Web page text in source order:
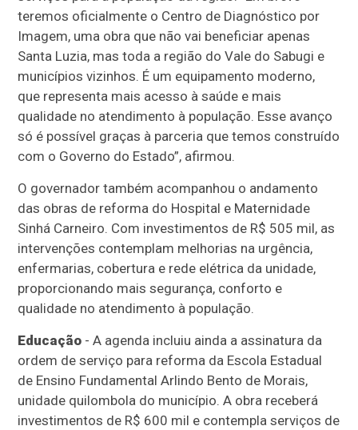
teremos oficialmente o Centro de Diagnóstico por
Imagem, uma obra que não vai beneficiar apenas
Santa Luzia, mas toda a região do Vale do Sabugi e
municípios vizinhos. É um equipamento moderno,
que representa mais acesso à saúde e mais
qualidade no atendimento à população. Esse avanço
só é possível graças à parceria que temos construído
com o Governo do Estado”, afirmou.
O governador também acompanhou o andamento
das obras de reforma do Hospital e Maternidade
Sinhá Carneiro. Com investimentos de R$ 505 mil, as
intervenções contemplam melhorias na urgência,
enfermarias, cobertura e rede elétrica da unidade,
proporcionando mais segurança, conforto e
qualidade no atendimento à população.
Educação - A agenda incluiu ainda a assinatura da
ordem de serviço para reforma da Escola Estadual
de Ensino Fundamental Arlindo Bento de Morais,
unidade quilombola do município. A obra receberá
investimentos de R$ 600 mil e contempla serviços de